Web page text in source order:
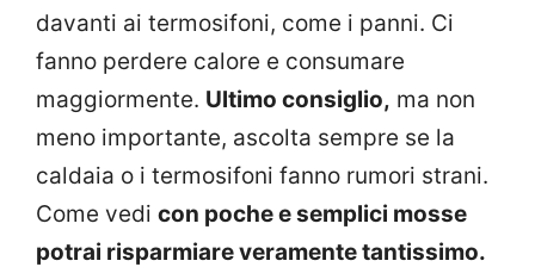
davanti ai termosifoni, come i panni. Ci
fanno perdere calore e consumare
maggiormente. Ultimo consiglio, ma non
meno importante, ascolta sempre se la
caldaia o i termosifoni fanno rumori strani.
Come vedi con poche e semplici mosse
potrai risparmiare veramente tantissimo.